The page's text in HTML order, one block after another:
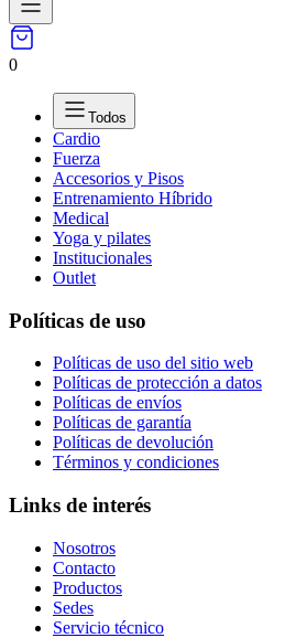
0
Todos
Cardio
Fuerza
Accesorios y Pisos
Entrenamiento Híbrido
Medical
Yoga y pilates
Institucionales
Outlet
Políticas de uso
Políticas de uso del sitio web
Políticas de protección a datos
Políticas de envíos
Políticas de garantía
Políticas de devolución
Términos y condiciones
Links de interés
Nosotros
Contacto
Productos
Sedes
Servicio técnico